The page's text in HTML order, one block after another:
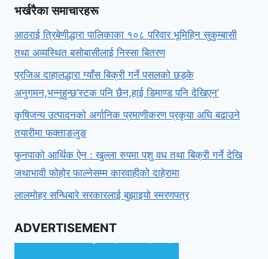
भर्खरैका समाचारहरू
आठराई त्रिबेणीद्धारा पालिकाका १०८ परिवार भूमिहिन सुकुम्बासी
तथा अव्यस्थित बसोबासीलाई निस्सा बितरण
प्रजिअ दाहालद्धारा ग्याँस बिक्री गर्ने पसलको छड्के
अनुगमन,भन्नुहुन्छ‘स्टक पनि छैन,हाई डिमाण्ड पनि देखिएन’
कृषिजन्य उत्पादनको अर्गानिक प्रमाणीकरण प्रकृया अघि बढाउने
तयारीमा फक्ताङलुङ
फुनपाको आर्थिक ऐन : खुल्ला रुपमा पशु वध तथा बिक्री गर्ने देखि
जथाभावी फोहोर फाल्नेसम्म कारवाहीको दाहेरामा
लालमोहर सन्धिबारे सरकारलाई बुझाइयो स्मरणपत्र
ADVERTISEMENT